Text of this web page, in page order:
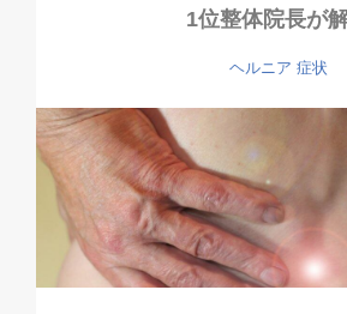
1位整体院長が
ヘルニア 症状